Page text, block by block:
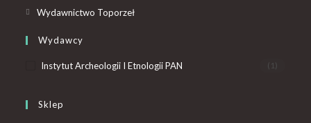
Wydawnictwo Toporzeł
Wydawcy
Instytut Archeologii I Etnologii PAN (1)
Sklep